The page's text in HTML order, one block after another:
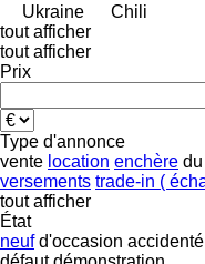
Ukraine
Chili
tout afficher
tout afficher
Prix
Type d'annonce
vente location enchère
versements trade-in (
tout afficher
État
neuf d'occasion accidenté